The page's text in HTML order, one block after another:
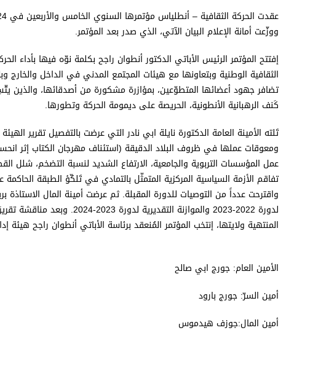
ووزّعت أمانة الإعلام البيان الآتي، الذي صدر بعد المؤتمر.
إفتتح المؤتمر الرئيس الأباتي الدكتور أنطوان راجح بكلمة نوّه فيها بأداء
الثقافية الوطنية وبتعاونها مع هيئات المجتمع المدني في الداخل
تضافر جهود أعضائها المتطوّعين، بمؤازرة مشكورة من أصدقائها، والذين
كَنف الرهبانية الأنطونية، الحريصة على ديمومة الحركة وتطورها.
تَلته الأمينة العامة الدكتورة نايلة ابي نادر التي عرضت بالتفصيل تقرير
ومعوقات عملها في ظروف البلاد الدقيقة (استئناف مهرجان الكتاب إثر
عمل المؤسسات التربوية والجامعية، الارتفاع الشديد لنسبة التضخم، شلل
تفاقم الأزمة السياسية المركزية المتمثّل بالتمادي في تَلكّؤ الطبقة
واقترحت عدداً من التوصيات للدورة المقبلة. ثم عرضت أمينة المال
لدورة 2022-2023 والموازنة
المنتهية ولايتها، إنتخب المؤتمر المُنعقد برئاسة الأباتي أنطوان راجح
الأمين العام: جورج ابي صالح
أمين السرّ: جورج بارود
أمين المال:جوزف هيدموس